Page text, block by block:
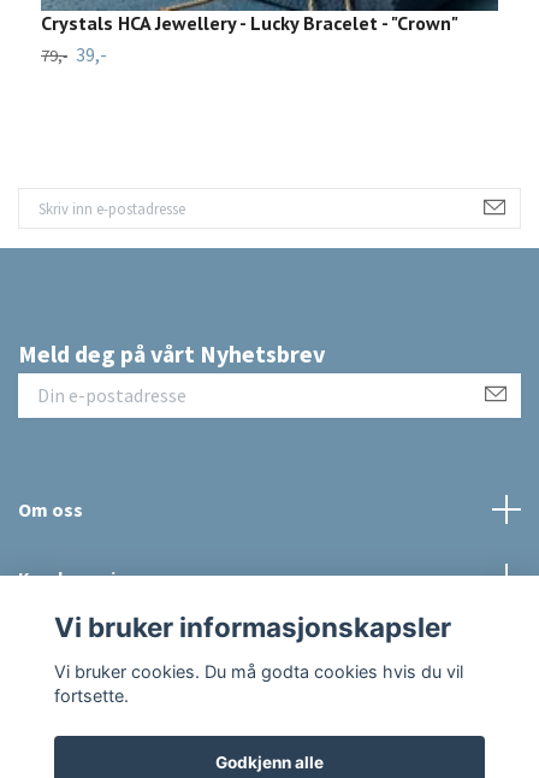
Crystals HCA Jewellery - Lucky Bracelet - "Crown"
79,- 39,-
Meld deg på vårt Nyhetsbrev
Om oss
Kundeservice
Sosiale medier
Vi bruker informasjonskapsler
Vi bruker cookies. Du må godta cookies hvis du vil
fortsette.
Godkjenn alle